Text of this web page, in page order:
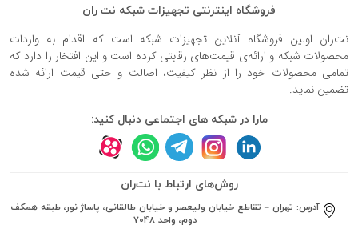
فروشگاه اینترنتی تجهیزات شبکه نت ران
نت‌ران اولین فروشگاه آنلاین تجهیزات شبکه است که اقدام به واردات
محصولات شبکه و ارائه‌ی قیمت‌های رقابتی کرده است و این افتخار را دارد که
تمامی محصولات خود را از نظر کیفیت، اصالت و حتی قیمت ارائه شده
تضمین نماید.
مارا در شبکه های اجتماعی دنبال کنید:
روش‌های ارتباط با نت‌ران
آدرس: تهران – تقاطع خیابان ولیعصر و خیابان طالقانی، پاساژ نور، طبقه همکف
دوم، واحد 7048